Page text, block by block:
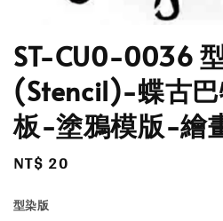
ST-CU0-0036
(Stencil)-蝶古
板-塗鴉模版-繪
Regular
NT$ 20
型染版